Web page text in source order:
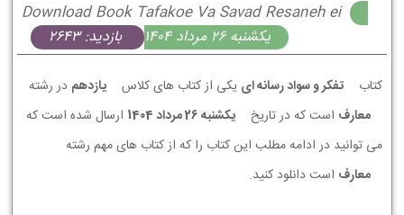
Download Book Tafakoe Va Savad Resaneh ei
يكشنبه 26 مرداد 1404
بازدید: 2643
کتاب تفکر و سواد رسانه ای یکی از کتاب های کلاس یازدهم در رشته
معارف است که در تاریخ يكشنبه 26 مرداد 1404
ارسال شده است که
می توانید در ادامه مطلب این کتاب را که از کتاب های مهم رشته
معارف است دانلود کنید.